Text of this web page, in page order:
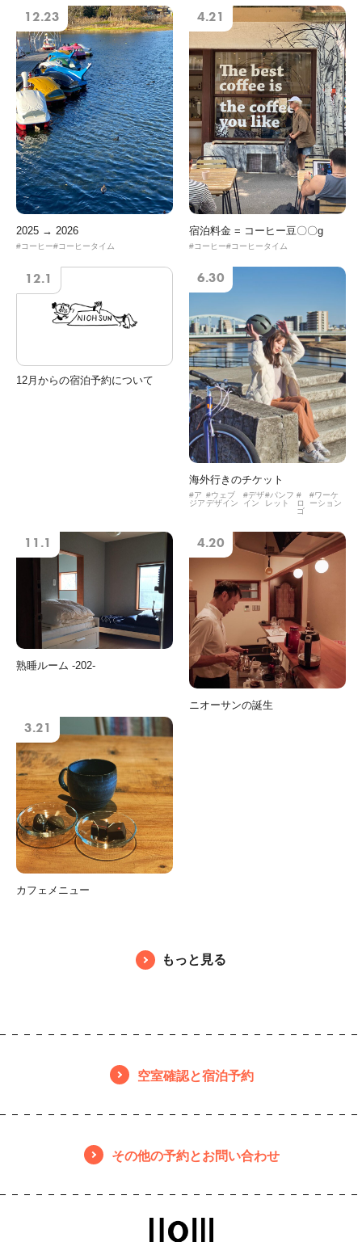
12.23
2025 → 2026
コーヒー コーヒータイム
4.21
宿泊料金 = コーヒー豆〇〇g
コーヒー コーヒータイム
12.1
12月からの宿泊予約について
6.30
海外行きのチケット
ア
ジア
ウェブ
デザイン
デザ
イン
パンフ
レット
ロ
ゴ
ワーケ
ーション
11.1
熟睡ルーム -202-
4.20
ニオーサンの誕生
3.21
カフェメニュー
もっと見る
空室確認と宿泊予約
その他の予約とお問い合わせ